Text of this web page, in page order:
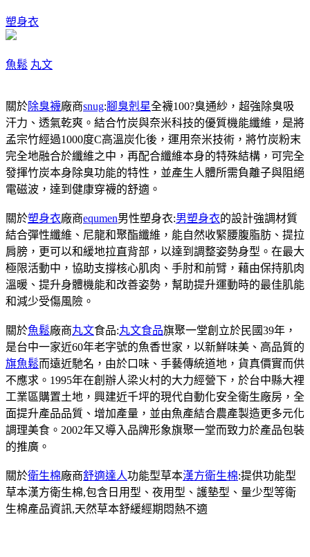
塑身衣
魚鬆 丸文
關於除臭襪廠商snug:腳臭剋星全襪100?臭通紗，超強除臭吸
汗力、透氣乾爽。結合竹炭與奈米科技的優質機能纖維，是將
孟宗竹經過1000度C高溫炭化後，運用奈米技術，將竹炭粉末
完全地融合於纖維之中，再配合纖維本身的特殊結構，可完全
發揮竹炭本身除臭功能的特性，並產生人體所需負離子與阻絕
電磁波，達到健康穿襪的舒適。
關於塑身衣廠商equmen男性塑身衣:男塑身衣的設計強調材質
結合彈性纖維、尼龍和聚酯纖維，能自然收緊腰腹脂肪、提拉
肩膀，更可以和緩地拉直背部，以達到調整姿勢身型。在最大
極限活動中，協助支撐核心肌肉、手肘和前臂，藉由保持肌肉
溫暖、提升身體機能和改善姿勢，幫助提升運動時的最佳肌能
和減少受傷風險。
關於魚鬆廠商丸文食品:丸文食品旗聚一堂創立於民國39年，
是台中一家近60年老字號的魚香世家，以新鮮味美、高品質的
旗魚鬆而遠近馳名，由於口味、手藝傳統道地，貨真價實而供
不應求。1995年在創辦人梁火村的大力經營下，於台中縣大裡
工業區購置土地，興建近千坪的現代自動化安全衛生廠房，全
面提升產品品質、增加產量，並由魚產結合農產製造更多元化
調理美食。2002年又導入品牌形象旗聚一堂而致力於產品包裝
的推廣。
關於衛生棉廠商舒適達人功能型草本漢方衛生棉:提供功能型
草本漢方衛生棉,包含日用型、夜用型、護墊型、量少型等衛
生棉產品資訊,天然草本舒緩經期悶熱不適